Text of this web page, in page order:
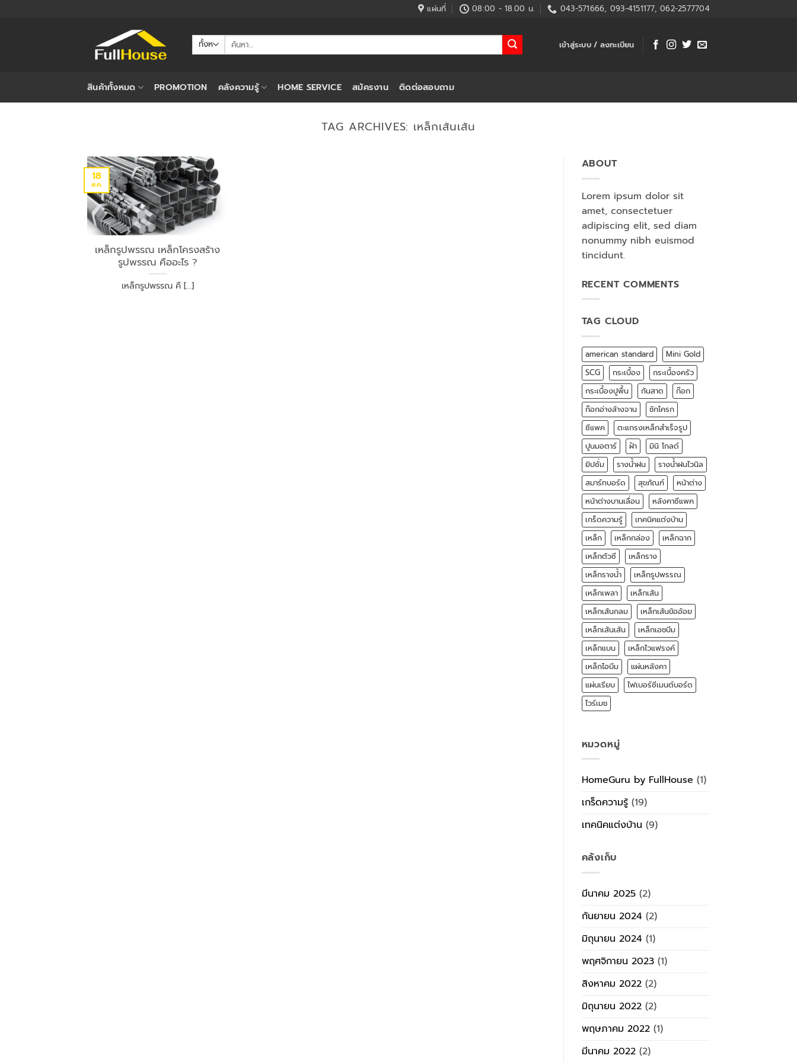
แผ่นที่ 08:00 - 18.00 น. 043-571666, 093-4151177, 062-2577704
ค้นหา: เข้าสู่ระบบ / ลงทะเบียน
สินค้าทั้งหมด PROMOTION คลังความรู้ HOME SERVICE สมัครงาน ติดต่อสอบถาม
TAG ARCHIVES: เหล็กเส้นเส้น
เหล็กรูปพรรณ เหล็กโครงสร้าง
รูปพรรณ คืออะไร ?
เหล็กรูปพรรณ คื [...]
18
ส.ค.
ABOUT
Lorem ipsum dolor sit
amet, consectetuer
adipiscing elit, sed diam
nonummy nibh euismod
tincidunt.
RECENT COMMENTS
TAG CLOUD
american standard
Mini Gold
SCG
กระเบื้อง
กระเบื้องครัว
กระเบื้องปูพื้น
กันสาด
ก๊อก
ก๊อกอ่างล้างจาน
ชักโครก
ซีแพค
ตะแกรงเหล็กสำเร็จรูป
ปูนมอตาร์
ฝ้า
มินิ โกลด์
ยิปซั่ม
รางน้ำฝน
รางน้ำฝนไวนิล
สมาร์ทบอร์ด
สุขภัณฑ์
หน้าต่าง
หน้าต่างบานเลื่อน
หลังคาซีแพค
เกร็ดความรู้
เทคนิคแต่งบ้าน
เหล็ก
เหล็กกล่อง
เหล็กฉาก
เหล็กตัวซี
เหล็กราง
เหล็กรางน้ำ
เหล็กรูปพรรณ
เหล็กเพลา
เหล็กเส้น
เหล็กเส้นกลม
เหล็กเส้นข้ออ้อย
เหล็กเส้นเส้น
เหล็กเอชบีม
เหล็กแบน
เหล็กไวแฟรงค์
เหล็กไอบีม
แผ่นหลังคา
แผ่นเรียบ
ไฟเบอร์ซีเมนต์บอร์ด
ไวร์เมช
หมวดหมู่
HomeGuru by FullHouse (1)
เกร็ดความรู้(19)
เทคนิคแต่งบ้าน (9)
คลังเก็บ
มีนาคม 2025(2)
กันยายน 2024(2)
มิถุนายน 2024(1)
พฤศจิกายน 2023(1)
สิงหาคม 2022(2)
มิถุนายน 2022(2)
พฤษภาคม 2022(1)
มีนาคม 2022(2)